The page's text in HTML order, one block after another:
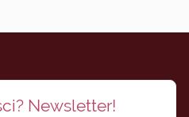
Newsletter!